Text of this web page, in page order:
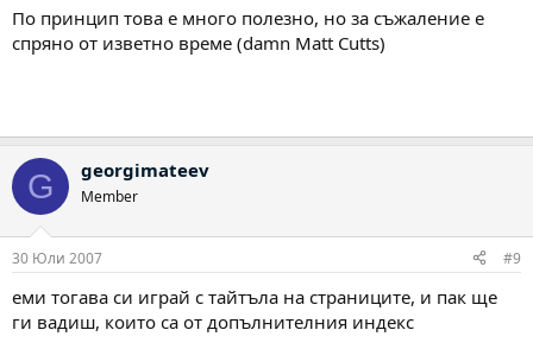
По принцип това е много полезно, но за съжаление e
спряно от изветно време (damn Matt Cutts)
G georgimateev
Member
30 Юли 2007 #9
еми тогава си играй с тайтъла на страниците, и пак ще
ги вадиш, които са от допълнителния индекс